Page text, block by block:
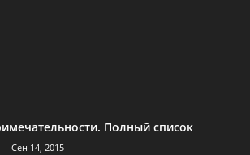
Полный список
- Сен 14, 2015